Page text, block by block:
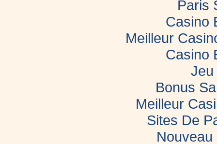
Paris
Casino
Meilleur
Casino
Jeu
Bonus
Meilleur
Sites De